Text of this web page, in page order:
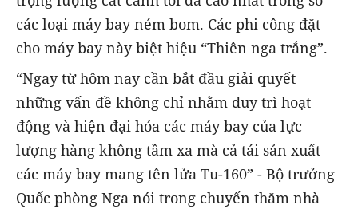
các loại máy bay ném bom. Các phi công đặt
cho máy bay này biệt hiệu “Thiên nga trắng”.
“Ngay từ hôm nay cần bắt đầu giải quyết
những vấn đề không chỉ nhằm duy trì hoạt
động và hiện đại hóa các máy bay của lực
lượng hàng không tầm xa mà cả tái sản xuất
các máy bay mang tên lửa Tu-160” - Bộ trưởng
Quốc phòng Nga nói trong chuyến thăm nhà